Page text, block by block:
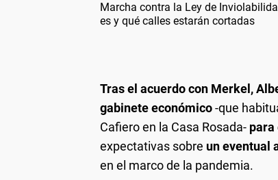
Marcha contra la Ley de
es y qué calles estarán cortadas
Tras el acuerdo con Merkel,
gabinete económico-que
Cafiero en la Casa Rosada- para
expectativas sobre un eventual
en el marco de la pandemia.